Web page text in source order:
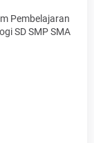
Pembelajaran
SD SMP SMA